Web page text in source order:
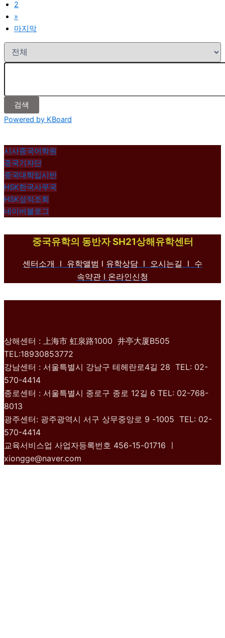
2
»
마지막
검색
Powered by KBoard
시사중국어학원
중국기자단
중국대학입시반
HSK한국사무국
HSK성적조회
네이버블로그
중국유학의 동반자 SH21상해유학센터
센터소개 l 유학앨범 l 유학상담 l 오시는길 l 수
속약관 l 온라인신청
상해센터 : 上海市 虹泉路1000 井亭大厦B505
TEL:18930853772
강남센터 : 서울특별시 강남구 테헤란로4길 28 TEL: 02-
570-4414
종로센터 : 서울특별시 종로구 종로 12길 6 TEL: 02-768-
8013
광주센터: 광주광역시 서구 상무중앙로 9 -1005 TEL: 02-
570-4414
교육서비스업 사업자등록번호 456-15-01716 ㅣ
xiongge@naver.com